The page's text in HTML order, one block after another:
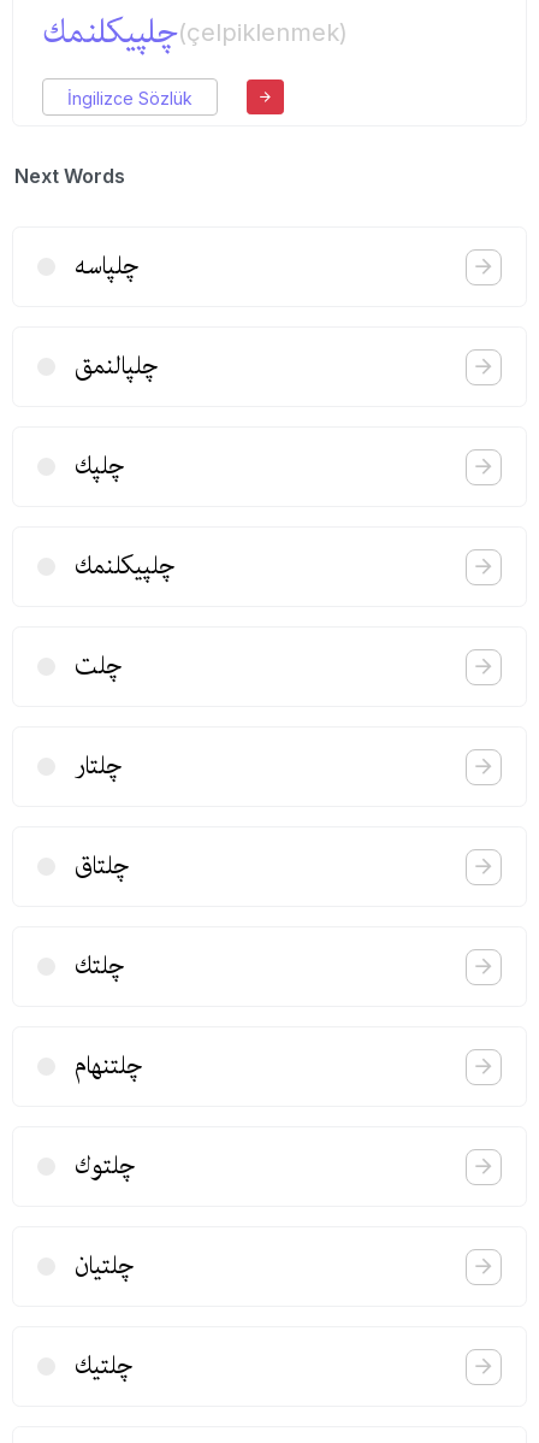
چلپیكلنمك(çelpiklenmek)
İngilizce Sözlük
Next Words
چلپاسه
چلپالنمق
چلپك
چلپیكلنمك
چلت
چلتار
چلتاق
چلتك
چلتنهام
چلتوك
چلتیان
چلتیك